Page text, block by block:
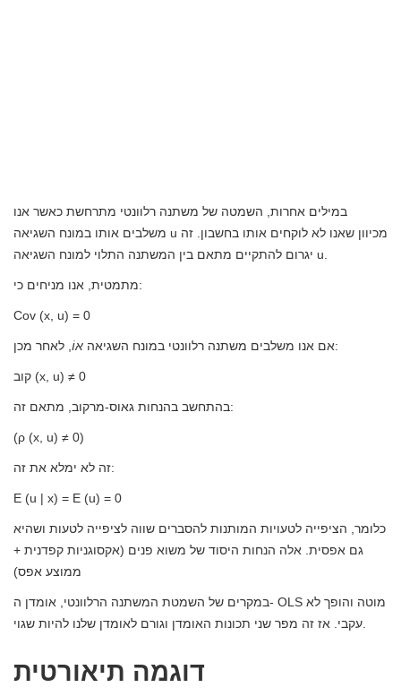
במילים אחרות, השמטה של ​​משתנה רלוונטי מתרחשת כאשר אנו
משלבים אותו במונח השגיאה u מכיוון שאנו לא לוקחים אותו בחשבון. זה
יגרום להתקיים מתאם בין המשתנה התלוי למונח השגיאה u.
מתמטית, אנו מניחים כי:
Cov (x, u) = 0
אם אנו משלבים משתנה רלוונטי במונח השגיאה אוֹ , לאחר מכן:
קוב (x, u) ≠ 0
בהתחשב בהנחות גאוס-מרקוב, מתאם זה:
(ρ (x, u) ≠ 0)
זה לא ימלא את זה:
E (u | x) = E (u) = 0
כלומר, הציפייה לטעויות המותנות להסברים שווה לציפייה לטעות ושהיא
גם אפסית. אלה הנחות היסוד של משוא פנים (אקסוגניות קפדנית +
ממוצע אפס)
במקרים של השמטת המשתנה הרלוונטי, אומדן ה- OLS מוטה והופך לא
דוגמה תיאורטית